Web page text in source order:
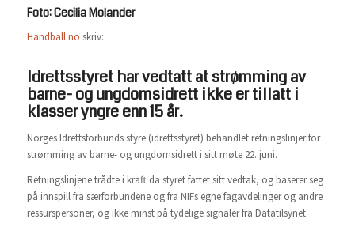
Foto: Cecilia Molander
Handball.no skriv:
Idrettsstyret har vedtatt at strømming av
barne- og ungdomsidrett ikke er tillatt i
klasser yngre enn 15 år.
Norges Idrettsforbunds styre (idrettsstyret) behandlet retningslinjer for
strømming av barne- og ungdomsidrett i sitt møte 22. juni.
Retningslinjene trådte i kraft da styret fattet sitt vedtak, og baserer seg
på innspill fra særforbundene og fra NIFs egne fagavdelinger og andre
ressurspersoner, og ikke minst på tydelige signaler fra Datatilsynet.